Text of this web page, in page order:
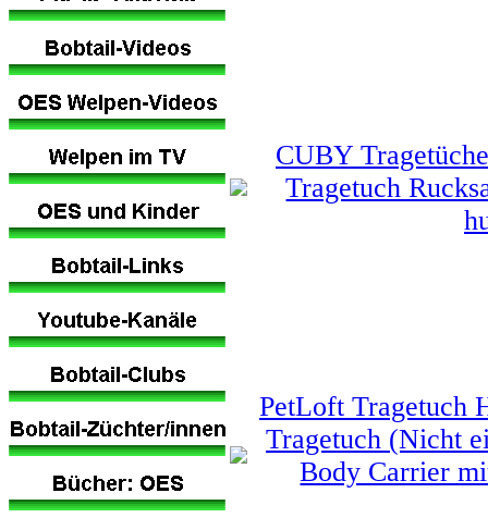
CUBY
Tragetuch
PetLoft Tragetuch
Tragetuch (Nicht
Body Carrier